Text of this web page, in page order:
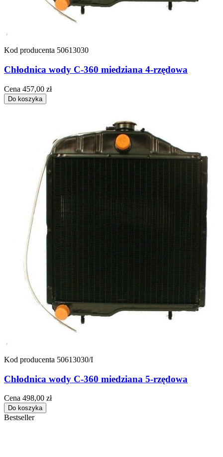
Kod producenta 50613030
Chłodnica wody C-360 miedziana 4-rzędowa
Cena 457,00 zł
Do koszyka
Kod producenta 50613030/I
Chłodnica wody C-360 miedziana 5-rzędowa
Cena 498,00 zł
Do koszyka
Bestseller